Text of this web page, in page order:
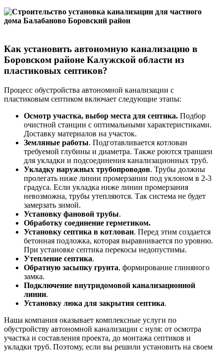
Как установить автономную канализацию в
Боровском районе Калужской области из
пластиковых септиков?
Процесс обустройства автономной канализации с
пластиковым септиком включает следующие этапы:
Осмотр участка, выбор места для септика. Подбор
очистной станции с оптимальными характеристиками.
Доставку материалов на участок.
Земляные работы. Подготавливается котлован
требуемой глубины и диаметра. Также роются траншеи
для укладки и подсоединения канализационных труб.
Укладку наружных трубопроводов. Трубы должны
пролегать ниже линии промерзании под уклоном в 2-3
градуса. Если укладка ниже линии промерзания
невозможна, трубы утепляются. Так система не будет
замерзать зимой.
Установку фановой трубы.
Обработку соединение герметиком.
Установку септика в котлован. Перед этим создается
бетонная подложка, которая выравнивается по уровню.
При установке септика перекосы недопустимы.
Утепление септика.
Обратную засыпку грунта, формирование глиняного
замка.
Подключение внутридомовой канализационной
линии.
Установку люка для закрытия септика.
Наша компания оказывает комплексные услуги по
обустройству автономной канализации с нуля: от осмотра
участка и составления проекта, до монтажа септиков и
укладки труб. Поэтому, если вы решили установить на своем